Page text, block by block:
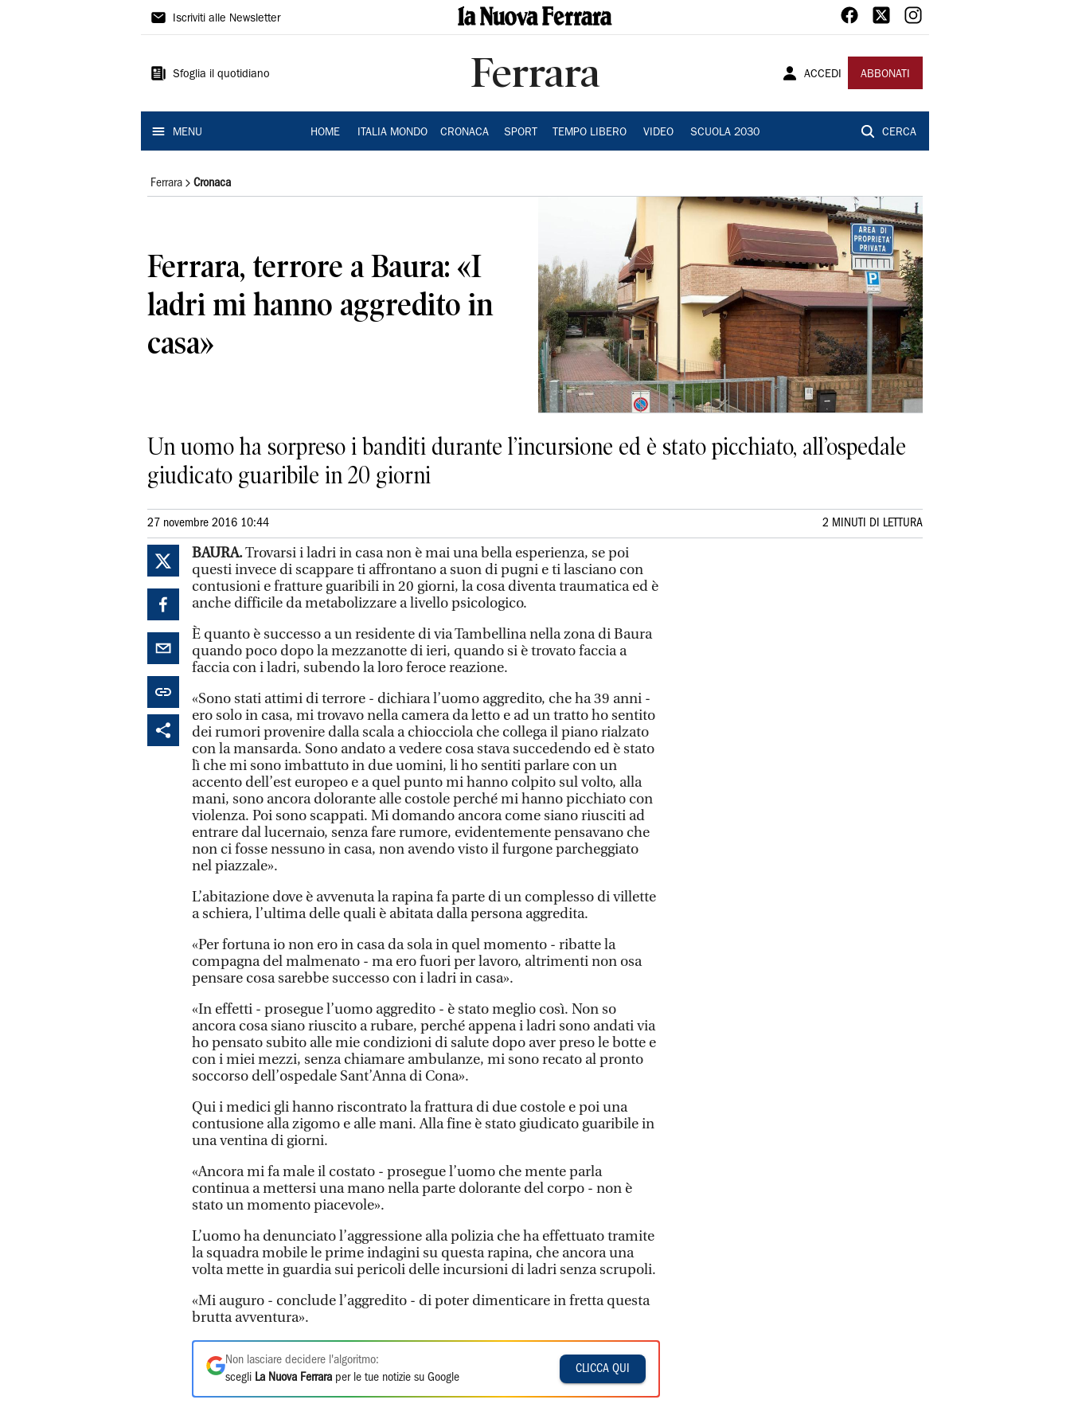
La
Ferrara
Iscriviti alle Newsletter
Sfoglia il quotidiano Ferrara ACCEDI ABBONATI
MENU HOME ITALIA MONDO CRONACA SPORT TEMPO LIBERO VIDEO SCUOLA 2030 CERCA
Ferrara Cronaca
Ferrara, terrore a Baura: «I
ladri mi hanno aggredito in
casa»
Un uomo ha sorpreso i banditi durante l’incursione ed è stato picchiato, all’ospedale
giudicato guaribile in 20 giorni
27 novembre 2016 10:44 2 MINUTI DI LETTURA
BAURA.Trovarsi i ladri in casa non è mai una bella esperienza, se poi
questi invece di scappare ti affrontano a suon di pugni e ti lasciano con
contusioni e fratture guaribili in 20 giorni, la cosa diventa traumatica ed è
anche difficile da metabolizzare a livello psicologico.
È quanto è successo a un residente di via Tambellina nella zona di Baura
quando poco dopo la mezzanotte di ieri, quando si è trovato faccia a
faccia con i ladri, subendo la loro feroce reazione.
«Sono stati attimi di terrore - dichiara l’uomo aggredito, che ha 39 anni -
ero solo in casa, mi trovavo nella camera da letto e ad un tratto ho sentito
dei rumori provenire dalla scala a chiocciola che collega il piano rialzato
con la mansarda. Sono andato a vedere cosa stava succedendo ed è stato
lì che mi sono imbattuto in due uomini, li ho sentiti parlare con un
accento dell’est europeo e a quel punto mi hanno colpito sul volto, alla
mani, sono ancora dolorante alle costole perché mi hanno picchiato con
violenza. Poi sono scappati. Mi domando ancora come siano riusciti ad
entrare dal lucernaio, senza fare rumore, evidentemente pensavano che
non ci fosse nessuno in casa, non avendo visto il furgone parcheggiato
nel piazzale».
L’abitazione dove è avvenuta la rapina fa parte di un complesso di villette
a schiera, l’ultima delle quali è abitata dalla persona aggredita.
«Per fortuna io non ero in casa da sola in quel momento - ribatte la
compagna del malmenato - ma ero fuori per lavoro, altrimenti non osa
pensare cosa sarebbe successo con i ladri in casa».
«In effetti - prosegue l’uomo aggredito - è stato meglio così. Non so
ancora cosa siano riuscito a rubare, perché appena i ladri sono andati via
ho pensato subito alle mie condizioni di salute dopo aver preso le botte e
con i miei mezzi, senza chiamare ambulanze, mi sono recato al pronto
soccorso dell’ospedale Sant’Anna di Cona».
Qui i medici gli hanno riscontrato la frattura di due costole e poi una
contusione alla zigomo e alle mani. Alla fine è stato giudicato guaribile in
una ventina di giorni.
«Ancora mi fa male il costato - prosegue l’uomo che mente parla
continua a mettersi una mano nella parte dolorante del corpo - non è
stato un momento piacevole».
L’uomo ha denunciato l’aggressione alla polizia che ha effettuato tramite
la squadra mobile le prime indagini su questa rapina, che ancora una
volta mette in guardia sui pericoli delle incursioni di ladri senza scrupoli.
«Mi auguro - conclude l’aggredito - di poter dimenticare in fretta questa
brutta avventura».
Non lasciare decidere l'algoritmo:
scegli La Nuova Ferrara per le tue notizie su Google
CLICCA QUI